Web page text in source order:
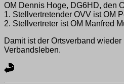
OM Dennis Hoge, DG6HD, den
1. Stellvertretender OVV ist OM
2. Stellvertreter ist OM Manfred
Damit ist der Ortsverband
Verbandsleben.